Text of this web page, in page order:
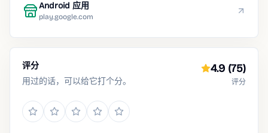
Android 应用
play.google.com
评分
用过的话，可以给它打个分。
4.9 (75)
评分